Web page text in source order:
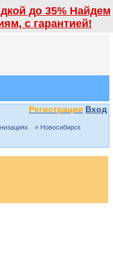
до 35% Найдем
с гарантией!
Регистрация Вход
» Новосибирск